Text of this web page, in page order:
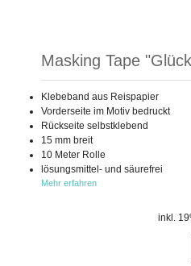
Masking Tape
Klebeband aus Reispapier
Vorderseite im Motiv bedruckt
Rückseite selbstklebend
15 mm breit
10 Meter Rolle
lösungsmittel- und säurefrei
Mehr erfahren
inkl.